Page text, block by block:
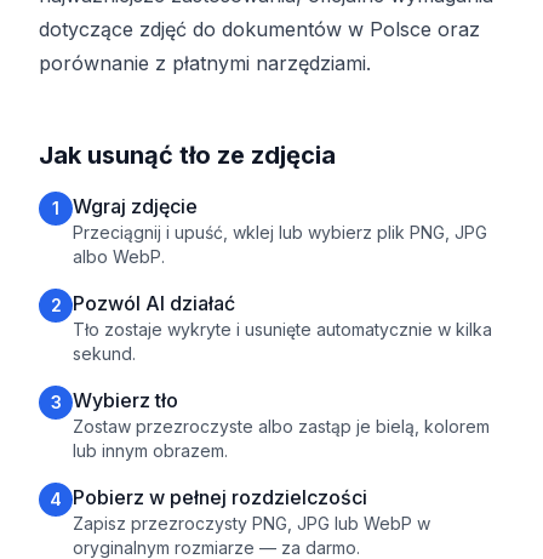
dotyczące zdjęć do dokumentów w Polsce oraz
porównanie z płatnymi narzędziami.
Jak usunąć tło ze zdjęcia
1 Wgraj zdjęcie
Przeciągnij i upuść, wklej lub wybierz plik PNG, JPG
albo WebP.
2 Pozwól AI działać
Tło zostaje wykryte i usunięte automatycznie w kilka
sekund.
3 Wybierz tło
Zostaw przezroczyste albo zastąp je bielą, kolorem
lub innym obrazem.
4 Pobierz w pełnej rozdzielczości
Zapisz przezroczysty PNG, JPG lub WebP w
oryginalnym rozmiarze — za darmo.